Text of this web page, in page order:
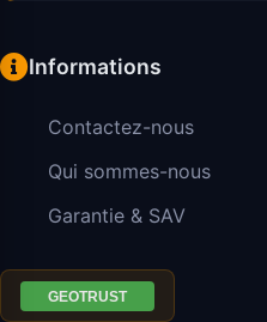
Informations
Contactez-nous
Qui sommes-nous
Garantie & SAV